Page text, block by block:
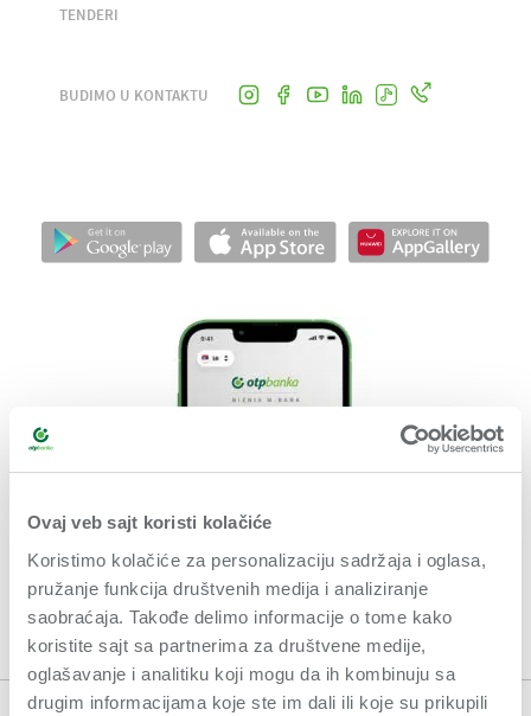
Ovaj veb sajt koristi kolačiće
Koristimo kolačiće za personalizaciju sadržaja i oglasa,
pružanje funkcija društvenih medija i analiziranje
saobraćaja. Takođe delimo informacije o tome kako
koristite sajt sa partnerima za društvene medije,
oglašavanje i analitiku koji mogu da ih kombinuju sa
drugim informacijama koje ste im dali ili koje su prikupili
TENDERI
BUDIMO U KONTAKTU